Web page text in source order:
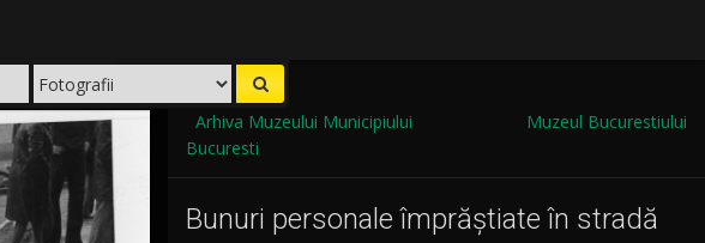
Arhiva Muzeului Municipiului
Bucuresti
Muzeul Bucurestiului
Bunuri personale împrăştiate în stradă